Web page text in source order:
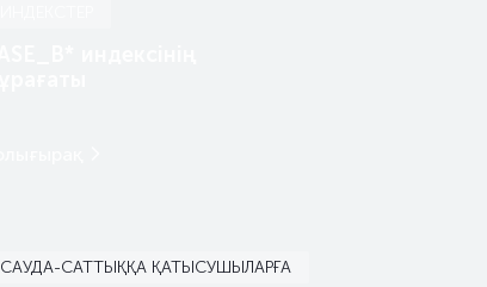
САУДА-САТТЫҚҚА ҚАТЫСУШЫЛАРҒА